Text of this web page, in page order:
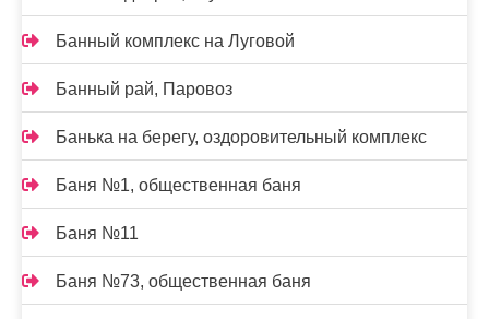
Банный комплекс на Луговой
Банный рай, Паровоз
Банька на берегу, оздоровительный комплекс
Баня №1, общественная баня
Баня №11
Баня №73, общественная баня